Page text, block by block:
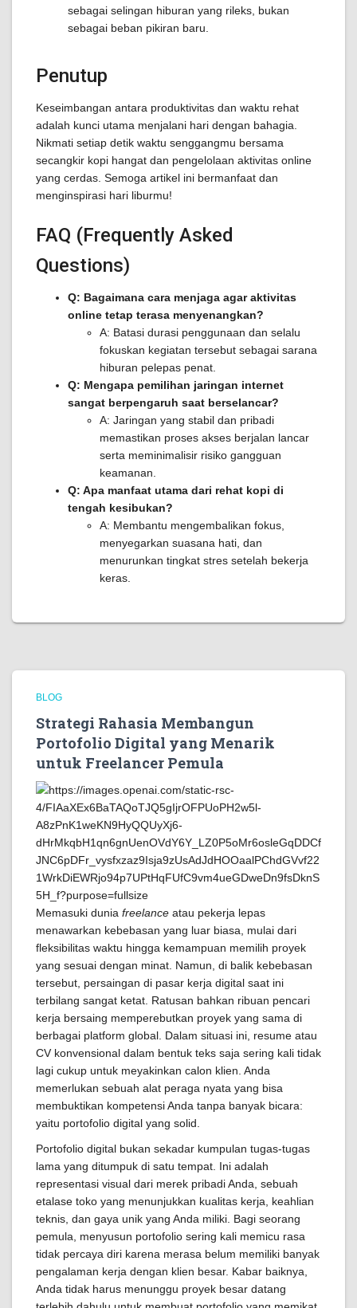
sebagai selingan hiburan yang rileks, bukan
sebagai beban pikiran baru.
Penutup
Keseimbangan antara produktivitas dan waktu rehat
adalah kunci utama menjalani hari dengan bahagia.
Nikmati setiap detik waktu senggangmu bersama
secangkir kopi hangat dan pengelolaan aktivitas online
yang cerdas. Semoga artikel ini bermanfaat dan
menginspirasi hari liburmu!
FAQ (Frequently Asked
Questions)
Q: Bagaimana cara menjaga agar aktivitas
online tetap terasa menyenangkan?
A: Batasi durasi penggunaan dan selalu
fokuskan kegiatan tersebut sebagai sarana
hiburan pelepas penat.
Q: Mengapa pemilihan jaringan internet
sangat berpengaruh saat berselancar?
A: Jaringan yang stabil dan pribadi
memastikan proses akses berjalan lancar
serta meminimalisir risiko gangguan
keamanan.
Q: Apa manfaat utama dari rehat kopi di
tengah kesibukan?
A: Membantu mengembalikan fokus,
menyegarkan suasana hati, dan
menurunkan tingkat stres setelah bekerja
keras.
BLOG
Strategi Rahasia Membangun
Portofolio Digital yang Menarik
untuk Freelancer Pemula
Memasuki dunia freelance atau pekerja lepas
menawarkan kebebasan yang luar biasa, mulai dari
fleksibilitas waktu hingga kemampuan memilih proyek
yang sesuai dengan minat. Namun, di balik kebebasan
tersebut, persaingan di pasar kerja digital saat ini
terbilang sangat ketat. Ratusan bahkan ribuan pencari
kerja bersaing memperebutkan proyek yang sama di
berbagai platform global. Dalam situasi ini, resume atau
CV konvensional dalam bentuk teks saja sering kali tidak
lagi cukup untuk meyakinkan calon klien. Anda
memerlukan sebuah alat peraga nyata yang bisa
membuktikan kompetensi Anda tanpa banyak bicara:
yaitu portofolio digital yang solid.
Portofolio digital bukan sekadar kumpulan tugas-tugas
lama yang ditumpuk di satu tempat. Ini adalah
representasi visual dari merek pribadi Anda, sebuah
etalase toko yang menunjukkan kualitas kerja, keahlian
teknis, dan gaya unik yang Anda miliki. Bagi seorang
pemula, menyusun portofolio sering kali memicu rasa
tidak percaya diri karena merasa belum memiliki banyak
pengalaman kerja dengan klien besar. Kabar baiknya,
Anda tidak harus menunggu proyek besar datang